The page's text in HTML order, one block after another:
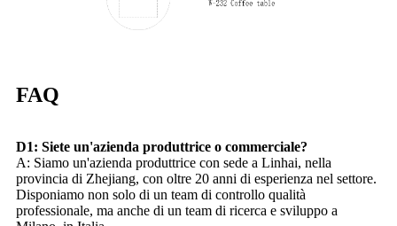
FAQ
D1: Siete un'azienda produttrice o commerciale?
A: Siamo un'azienda produttrice con sede a Linhai, nella
provincia di Zhejiang, con oltre 20 anni di esperienza nel settore.
Disponiamo non solo di un team di controllo qualità
professionale, ma anche di un team di ricerca e sviluppo a